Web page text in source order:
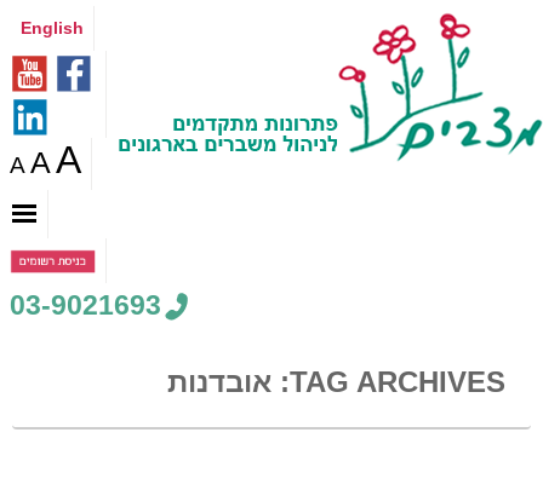
English
A AA
03-9021693
TAG ARCHIVES: אובדנות